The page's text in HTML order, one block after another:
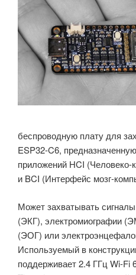
на
Arduino,
оснащенный
датчиками
ENS160
BME280»
беспроводную плату для
ESP32-C6,
приложений HCI
и BCI (Интерфейс мозг-
Может захватывать
(ЭКГ), электромиографии
(ЭОГ) или
Используемый в
поддерживает 2.4 ГГц Wi-Fi